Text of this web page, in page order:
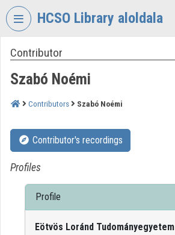
Skip header
HCSO Library aloldala
VIDEO
HUNGARIAN
CENTRAL
OFFICE
LIBRARY
Organization home
Log In
Contributor
Szabó Noémi
Contributors Szabó Noémi
Contributor's recordings
Profiles
Profile
Eötvös Loránd Tudományegyetem